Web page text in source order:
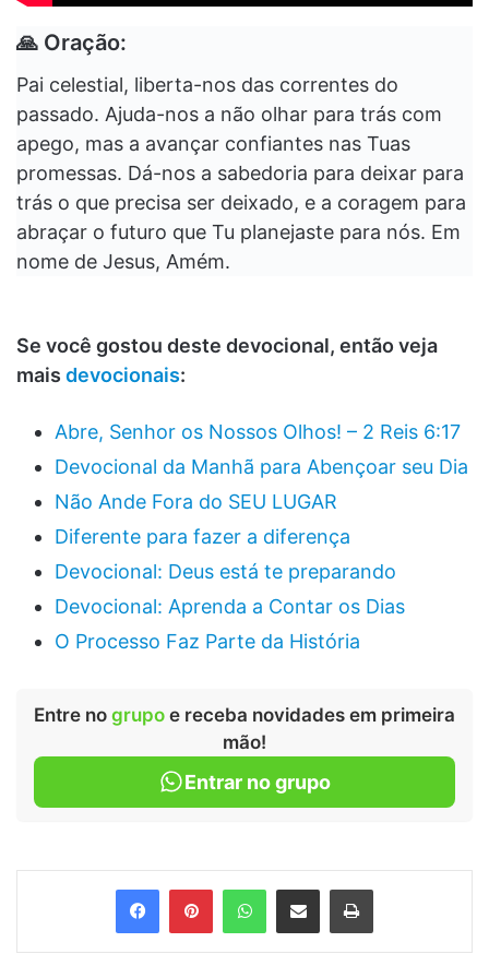
🙏 Oração:
Pai celestial, liberta-nos das correntes do
passado. Ajuda-nos a não olhar para trás com
apego, mas a avançar confiantes nas Tuas
promessas. Dá-nos a sabedoria para deixar para
trás o que precisa ser deixado, e a coragem para
abraçar o futuro que Tu planejaste para nós. Em
nome de Jesus, Amém.
Se você gostou deste devocional, então veja
mais devocionais:
Abre, Senhor os Nossos Olhos! – 2 Reis 6:17
Devocional da Manhã para Abençoar seu Dia
Não Ande Fora do SEU LUGAR
Diferente para fazer a diferença
Devocional: Deus está te preparando
Devocional: Aprenda a Contar os Dias
O Processo Faz Parte da História
Entre no grupo e receba novidades em primeira
mão!
Entrar no grupo
FacebookPinterestWhatsApp
Compartilhar via e-mail Imprimir